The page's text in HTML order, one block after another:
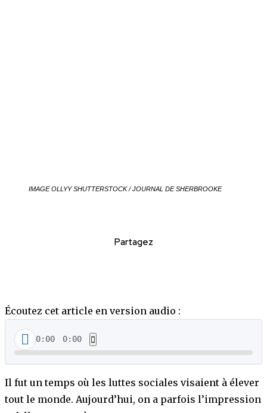
IMAGE OLLYY SHUTTERSTOCK / JOURNAL DE SHERBROOKE
Partagez
Écoutez cet article en version audio :
0:00 0:00
Il fut un temps où les luttes sociales visaient à élever
tout le monde. Aujourd’hui, on a parfois l’impression